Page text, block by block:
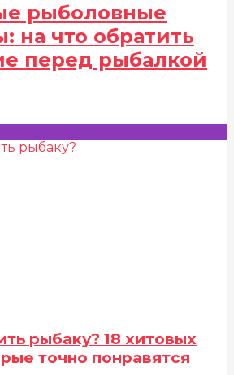
рыболовные
на что обратить
перед рыбалкой
рыбаку? 18 хитовых
точно понравятся